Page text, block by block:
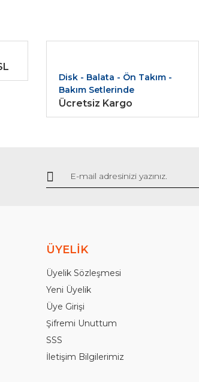
Gönder
Disk - Balata - Ön Takım -
Bakım Setlerinde
Ücretsiz Kargo
ÜYELİK
Üyelik Sözleşmesi
Yeni Üyelik
Üye Girişi
Şifremi Unuttum
SSS
İletişim Bilgilerimiz